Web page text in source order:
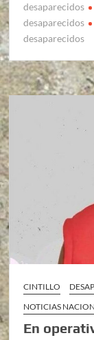
desaparecidos
desaparecidos
desaparecidos
CINTILLO
NOTICIAS
En